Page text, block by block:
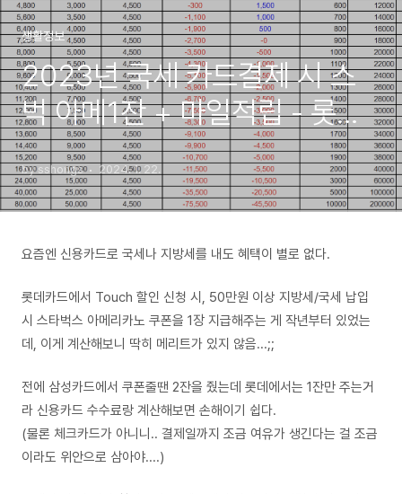
생활정보
2023년 국세 카드결제 시 스
벅 아메1잔 + 마일적립 - 롯데
카드
by sshongs 2024. 1. 22.
요즘엔 신용카드로 국세나 지방세를 내도 혜택이 별로 없다.
롯데카드에서 Touch 할인 신청 시, 50만원 이상 지방세/국세 납입
시 스타벅스 아메리카노 쿠폰을 1장 지급해주는 게 작년부터 있었는
데, 이게 계산해보니 딱히 메리트가 있지 않음...;;
전에 삼성카드에서 쿠폰줄땐 2잔을 줬는데 롯데에서는 1잔만 주는거
라 신용카드 수수료랑 계산해보면 손해이기 쉽다.
(물론 체크카드가 아니니.. 결제일까지 조금 여유가 생긴다는 걸 조금
이라도 위안으로 삼아야....)